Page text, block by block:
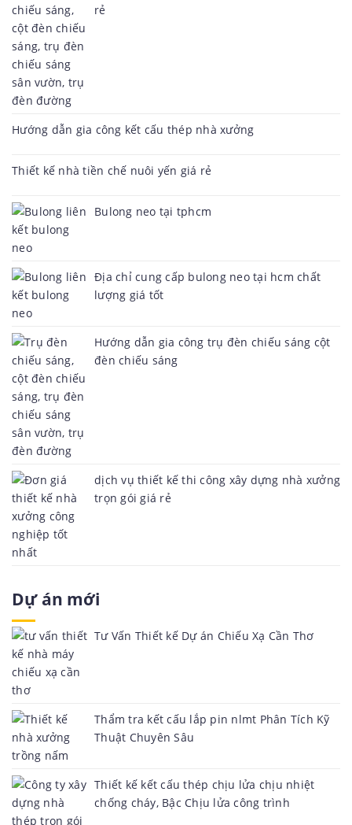
rẻ
Hướng dẫn gia công kết cấu thép nhà xưởng
Thiết kế nhà tiền chế nuôi yến giá rẻ
Bulong neo tại tphcm
Địa chỉ cung cấp bulong neo tại hcm chất
lượng giá tốt
Hướng dẫn gia công trụ đèn chiếu sáng cột
đèn chiếu sáng
dịch vụ thiết kế thi công xây dựng nhà xưởng
trọn gói giá rẻ
Dự án mới
Tư Vấn Thiết kế Dự án Chiếu Xạ Cần Thơ
Thẩm tra kết cấu lắp pin nlmt Phân Tích Kỹ
Thuật Chuyên Sâu
Thiết kế kết cấu thép chịu lửa chịu nhiệt
chống cháy, Bậc Chịu lửa công trình